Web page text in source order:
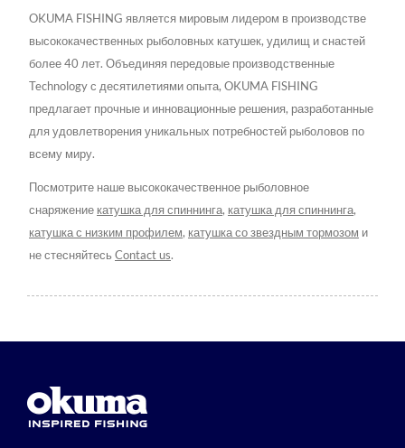
OKUMA FISHING является мировым лидером в производстве
высококачественных рыболовных катушек, удилищ и снастей
более 40 лет. Объединяя передовые производственные
Technology с десятилетиями опыта, OKUMA FISHING
предлагает прочные и инновационные решения, разработанные
для удовлетворения уникальных потребностей рыболовов по
всему миру.
Посмотрите наше высококачественное рыболовное
снаряжение катушка для спиннинга, катушка для спиннинга,
катушка с низким профилем, катушка со звездным тормозом и
не стесняйтесь Contact us.